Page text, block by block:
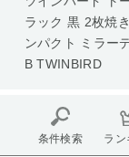
ラック 黒 2枚焼
ンパクト ミラー
B TWINBIRD
条件検索 ラン